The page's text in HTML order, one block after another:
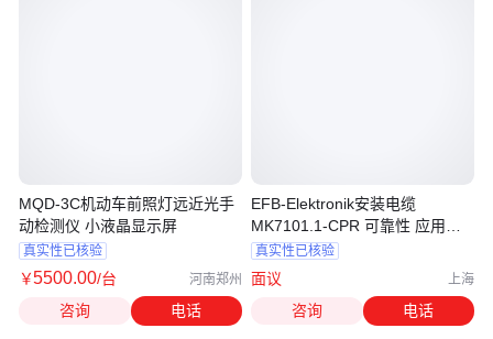
MQD-3C机动车前照灯远近光手
动检测仪 小液晶显示屏
真实性已核验
￥5500.00/台 河南郑州
咨询 电话
EFB-Elektronik安装电缆
MK7101.1-CPR 可靠性 应用广
泛
真实性已核验
面议 上海
咨询 电话